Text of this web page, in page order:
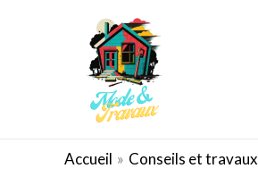
Accueil Conseils et travaux